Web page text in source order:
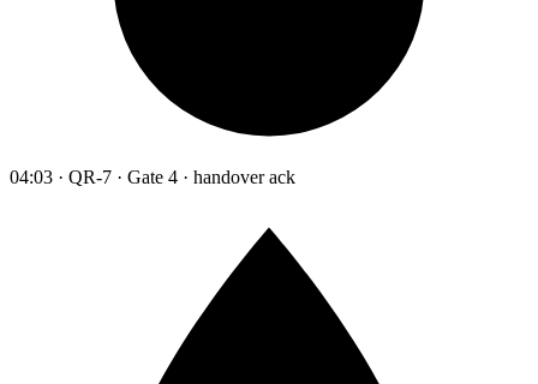
04:03 · QR-7 · Gate 4 · handover ack